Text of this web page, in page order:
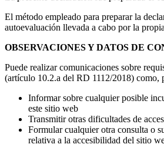
El método empleado para preparar la
autoevaluación llevada a cabo por la
OBSERVACIONES Y DATOS DE
Puede realizar comunicaciones sobre
(artículo 10.2.a del RD 1112/2018) como,
Informar sobre cualquier posible
este sitio web
Transmitir otras dificultades de
Formular cualquier otra consulta o
relativa a la accesibilidad del sitio